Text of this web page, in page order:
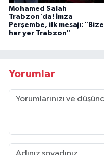
Mohamed Salah
Trabzon'da! İmza
Perşembe, ilk mesajı: "Bize
her yer Trabzon"
Yorumlar